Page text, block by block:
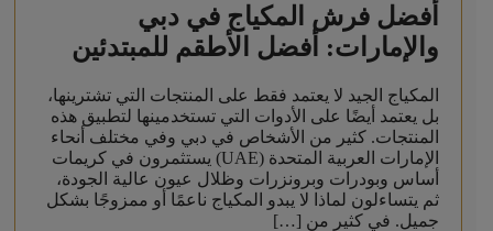
أفضل فرش المكياج في دبي
والإمارات: أفضل الأطقم للمبتدئين
المكياج الجيد لا يعتمد فقط على المنتجات التي تشترينها،
بل يعتمد أيضًا على الأدوات التي تستخدمينها لتطبيق هذه
المنتجات. كثير من الأشخاص في دبي وفي مختلف أنحاء
الإمارات العربية المتحدة (UAE) يستثمرون في كريمات
أساس وبودرات وبرونزرات وظلال عيون عالية الجودة،
ثم يتساءلون لماذا لا يبدو المكياج ناعمًا أو ممزوجًا بشكل
جميل. في كثير من […]